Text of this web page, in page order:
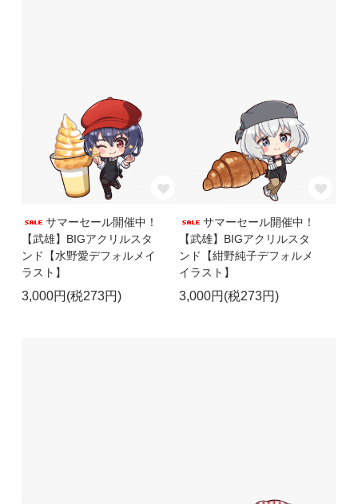
サマーセール開催中！
【武雄】BIGアクリルスタ
ンド【水野愛デフォルメイ
ラスト】
3,000円(税273円)
サマーセール開催中！
【武雄】BIGアクリルスタ
ンド【紺野純子デフォルメ
イラスト】
3,000円(税273円)